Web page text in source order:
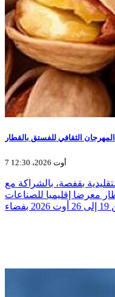
الثقافي للفستق بالقطار
7 أوت 2026، 12:30
بقفصة، بالشراكة مع
معرضا إقليميا للصناعات